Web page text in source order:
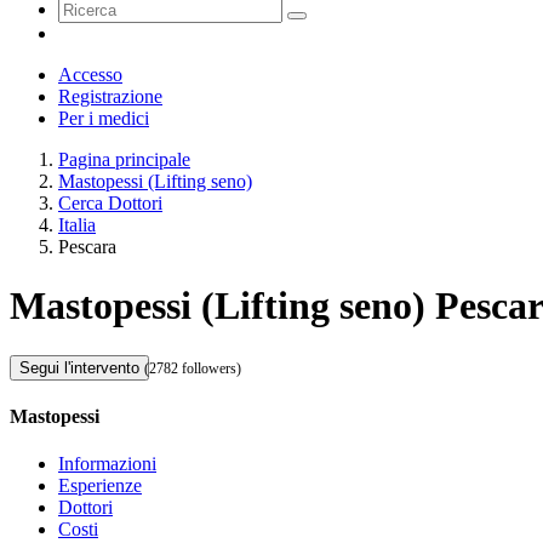
Accesso
Registrazione
Per i medici
Pagina principale
Mastopessi (Lifting seno)
Cerca Dottori
Italia
Pescara
Mastopessi (Lifting seno)
Segui l'intervento (2782 followers)
Mastopessi
Informazioni
Esperienze
Dottori
Costi